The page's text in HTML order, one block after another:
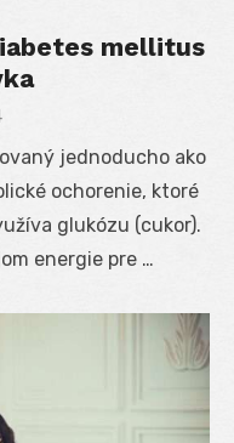
mellitus
jednoducho ako
ochorenie, ktoré
glukózu (cukor).
energie pre …